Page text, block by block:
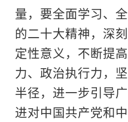
量，要全面学习、
的二十大精神，深
定性意义，不断提
力、政治执行力，
半径，进一步引导
进对中国共产党和